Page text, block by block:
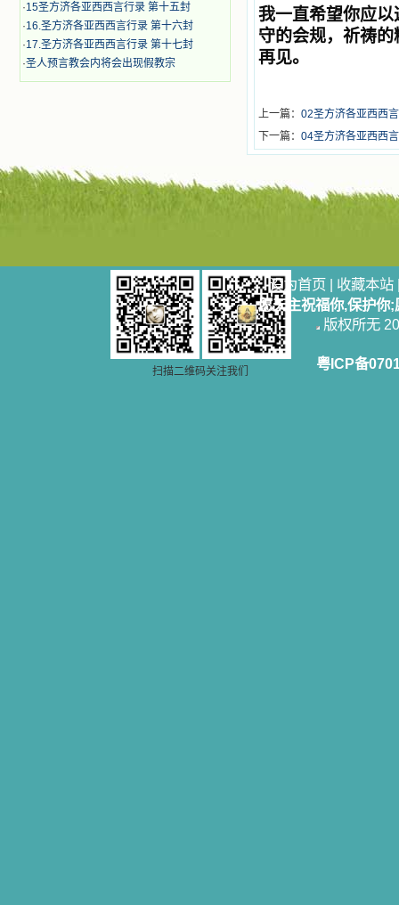
·15圣方济各亚西西言行录 第十五封
·16.圣方济各亚西西言行录 第十六封
·17.圣方济各亚西西言行录 第十七封
·圣人预言教会内将会出现假教宗
我一直希望你应以
守的会规，祈祷
再见。
上一篇： 02圣方济各亚西西
下一篇： 04圣方济各亚西西
扫描二维码关注我们
设为首页 | 收藏本站
愿天主祝福你,保护你
版权所无
粤ICP备